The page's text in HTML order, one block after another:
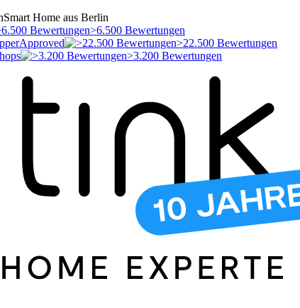
Smart Home aus Berlin
>6.500 Bewertungen
>22.500 Bewertungen
>3.200 Bewertungen